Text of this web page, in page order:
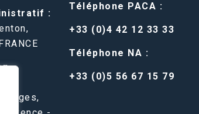
:
Belges,
Téléphone PACA :
+33 (0)4 42 12 33 33
Téléphone NA :
+33 (0)5 56 67 15 79